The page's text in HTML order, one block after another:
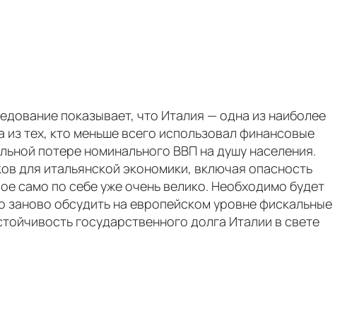
показывает, что Италия — одна из наиболее
тех, кто меньше всего использовал финансовые
потере номинального ВВП на душу населения.
для итальянской экономики, включая опасность
само по себе уже очень велико. Необходимо будет
обсудить на европейском уровне фискальные
государственного долга Италии в свете